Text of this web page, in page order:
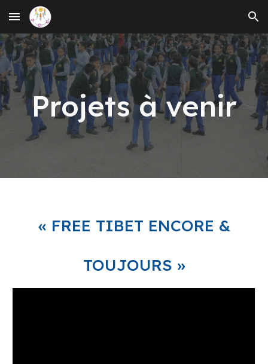
Skip to main content Skip to navigation
Projets à venir
« FREE TIBET ENCORE &
TOUJOURS »